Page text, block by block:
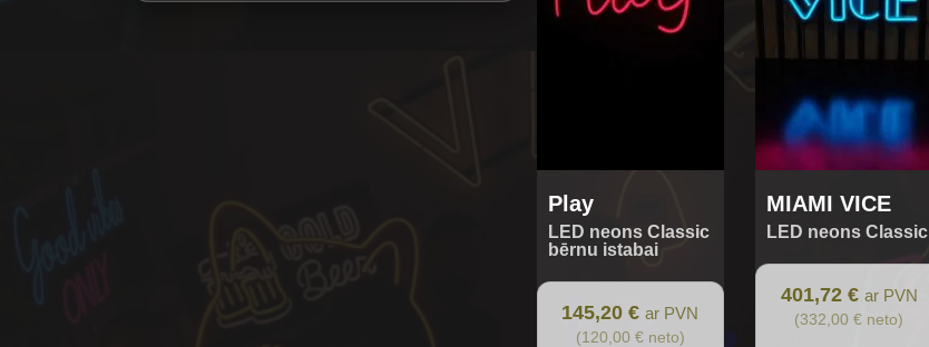
Play
LED neons Classic
bērnu istabai
145,20 € ar PVN
(120,00 € neto)
MIAMI VICE
LED neons Classic
401,72 € ar PVN
(332,00 € neto)